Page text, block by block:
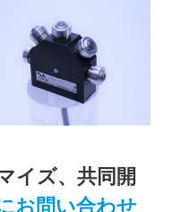
イズ、共同開
お問い合わせ